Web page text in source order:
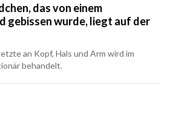
das von einem
gebissen wurde, liegt auf der
an Kopf, Hals und Arm wird im
behandelt.